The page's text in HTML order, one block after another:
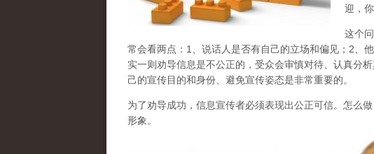
迎，
这个
常会看两点 ：1、说话人是否有自己的立场和偏见；2、
实一则劝导信息是不公正的，受众会审慎对待、认真分
己的宣传目的和身份、避免宣传姿态是非常重要的。
为了劝导成功，信息宣传者必须表现出公正可信。怎么
形象。